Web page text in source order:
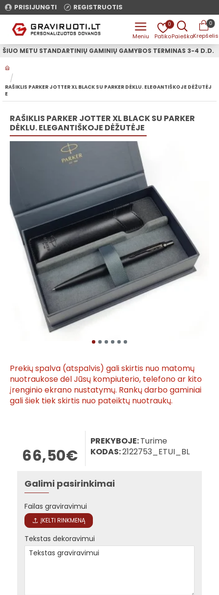
PRISIJUNGTI REGISTRUOTIS
0 0
O
M
E
RAŠIKLIS PARKER JOTTER XL BLACK SU PARKER DĖKLU. ELEGANTIŠKOJE DĖŽUTĖJ
E
ŠIUO METU STANDARTINIŲ GAMINIŲ GAMYBOS TERMINAS 3-4 D.D.
RAŠIKLIS PARKER JOTTER XL BLACK SU PARKER
DĖKLU. ELEGANTIŠKOJE DĖŽUTĖJE
Prekių spalva (atspalvis) gali skirtis nuo matomų
nuotraukose dėl Jūsų kompiuterio, telefono ar kito
įrenginio ekrano nustatymų. Rankų darbo gaminiai
gali šiek tiek skirtis nuo pateiktų nuotraukų.
66,50€
PREKYBOJE:Turime
KODAS:2122753_ETUI_BL
Galimi pasirinkimai
Failas graviravimui
ĮKELTI RINKMENĄ
Tekstas dekoravimui